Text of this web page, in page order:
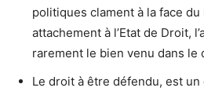
politiques clament à la face
attachement à l’Etat de Droit,
rarement le bien venu dans le
Le droit à être défendu, est